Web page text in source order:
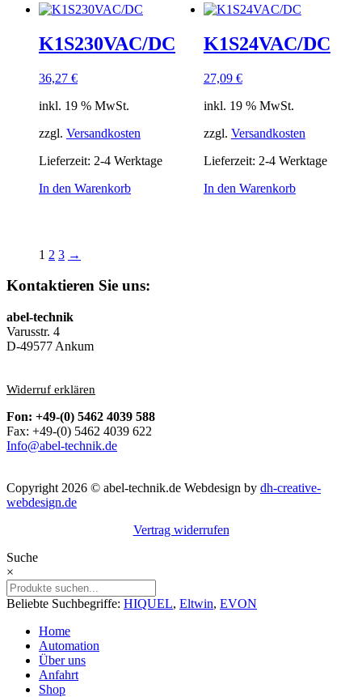
K1S230VAC/DC
36,27 €
inkl. 19 % MwSt.
zzgl. Versandkosten
Lieferzeit: 2-4 Werktage
In den Warenkorb
K1S24VAC/DC
27,09 €
inkl. 19 % MwSt.
zzgl. Versandkosten
Lieferzeit: 2-4 Werktage
In den Warenkorb
1 2 3 →
Kontaktieren Sie uns:
abel-technik
Varusstr. 4
D-49577 Ankum
Widerruf erklären
Fon: +49-(0) 5462 4039 588
Fax: +49-(0) 5462 4039 622
Info@abel-technik.de
Copyright 2026 © abel-technik.de Webdesign by dh-creative-
webdesign.de
Vertrag widerrufen
Suche
×
Beliebte Suchbegriffe: HIQUEL, Eltwin, EVON
Home
Automation
Über uns
Anfahrt
Shop